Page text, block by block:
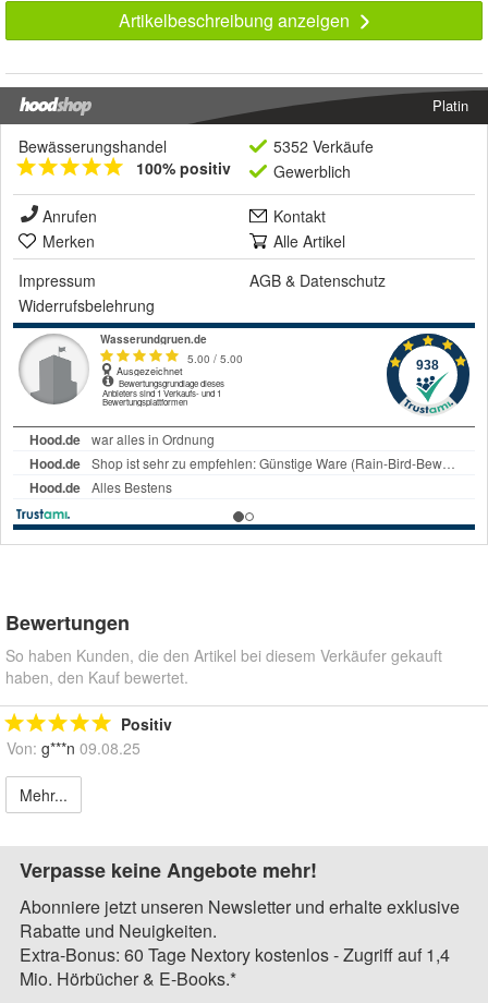
Artikelbeschreibung anzeigen
Platin
Bewässerungshandel
100% positiv
5352 Verkäufe
Gewerblich
Anrufen
Kontakt
Merken
Alle Artikel
Impressum
AGB & Datenschutz
Widerrufsbelehrung
Bewertungen
So haben Kunden, die den Artikel bei diesem Verkäufer gekauft
haben, den Kauf bewertet.
Positiv
Von: g***n 09.08.25
Mehr...
Verpasse keine Angebote mehr!
Abonniere jetzt unseren Newsletter und erhalte exklusive
Rabatte und Neuigkeiten.
Extra-Bonus: 60 Tage Nextory kostenlos - Zugriff auf 1,4
Mio. Hörbücher & E-Books.*